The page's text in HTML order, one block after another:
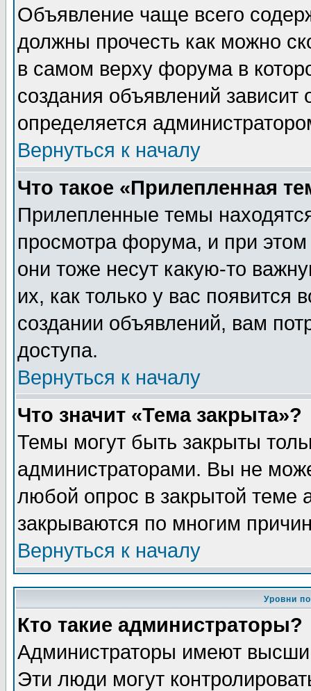
Объявление чаще всего
должны прочесть как можно
в самом верху форума в
создания объявлений зависит
определяется
Вернуться к началу
Что такое «Прилепленная
Прилепленные темы
просмотра форума, и при
они тоже несут какую-то
их, как только у вас появится
создании объявлений, вам
доступа.
Вернуться к началу
Что значит «Тема закрыта»?
Темы могут быть закрыты
администраторами. Вы не
любой опрос в закрытой теме
закрываются по многим
Вернуться к началу
Уровни
Кто такие администраторы?
Администраторы имеют
Эти люди могут